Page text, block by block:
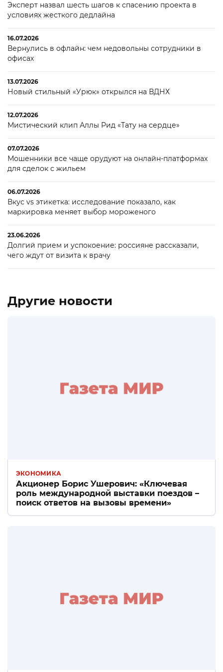
Эксперт назвал шесть шагов к спасению проекта в
условиях жесткого дедлайна
16.07.2026
Вернулись в офлайн: чем недовольны сотрудники в
офисах
13.07.2026
Новый стильный «Урюк» открылся на ВДНХ
12.07.2026
Мистический клип Аллы Рид «Тату на сердце»
07.07.2026
Мошенники все чаще орудуют на онлайн-платформах
для сделок с жильем
06.07.2026
Вкус vs этикетка: исследование показало, как
маркировка меняет выбор мороженого
23.06.2026
Долгий прием и успокоение: россияне рассказали,
чего ждут от визита к врачу
Другие новости
ЭКОНОМИКА
Акционер Борис Ушерович: «Ключевая
роль международной выставки поездов –
поиск ответов на вызовы времени»